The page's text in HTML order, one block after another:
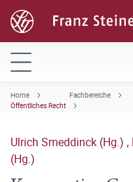
Home Fachbereiche
Öffentliches Recht
Ulrich Smeddinck (Hg.) ,
(Hg.)